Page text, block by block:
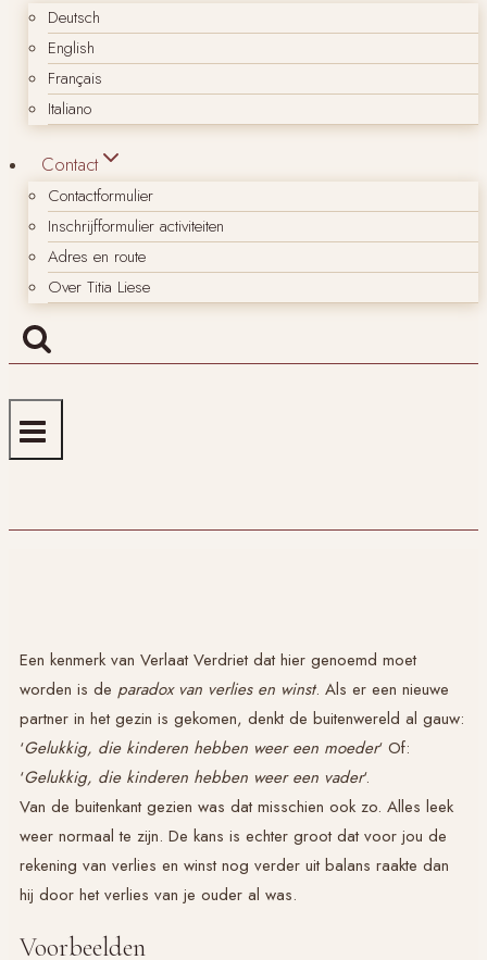
Deutsch
English
Français
Italiano
Contact
Contactformulier
Inschrijfformulier activiteiten
Adres en route
Over Titia Liese
Een kenmerk van Verlaat Verdrietdat hier genoemd moet
worden is de paradox van verlies en winst. Als er een nieuwe
partner in het gezin is gekomen, denkt de buitenwereld al gauw:
‘Gelukkig, die kinderen hebben weer een moeder‘ Of:
‘Gelukkig, die kinderen hebben weer een vader‘.
Van de buitenkant gezien was dat misschien ook zo. Alles leek
weer normaal te zijn. De kans is echter groot dat voor jou de
rekening van verlies en winst nog verder uit balans raakte dan
hij door het verlies van je ouder al was.
Voorbeelden